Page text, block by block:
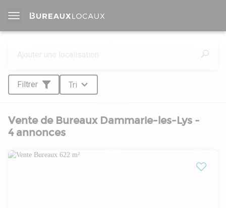
Filtrer Tri
Vente de Bureaux Dammarie-les-Lys -
4 annonces